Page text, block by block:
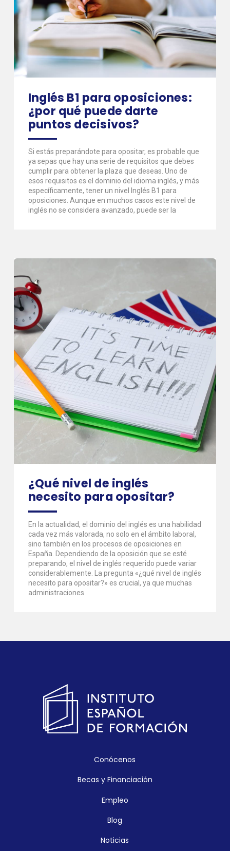
Inglés B1 para oposiciones:
¿por qué puede darte
puntos decisivos?
Si estás preparándote para opositar, es probable que
ya sepas que hay una serie de requisitos que debes
cumplir para obtener la plaza que deseas. Uno de
esos requisitos es el dominio del idioma inglés, y más
específicamente, tener un nivel Inglés B1 para
oposiciones. Aunque en muchos casos este nivel de
inglés no se considera avanzado, puede ser la
¿Qué nivel de inglés
necesito para opositar?
En la actualidad, el dominio del inglés es una habilidad
cada vez más valorada, no solo en el ámbito laboral,
sino también en los procesos de oposiciones en
España. Dependiendo de la oposición que se esté
preparando, el nivel de inglés requerido puede variar
considerablemente. La pregunta «¿qué nivel de inglés
necesito para opositar?» es crucial, ya que muchas
administraciones
Conócenos
Becas y Financiación
Empleo
Blog
Noticias